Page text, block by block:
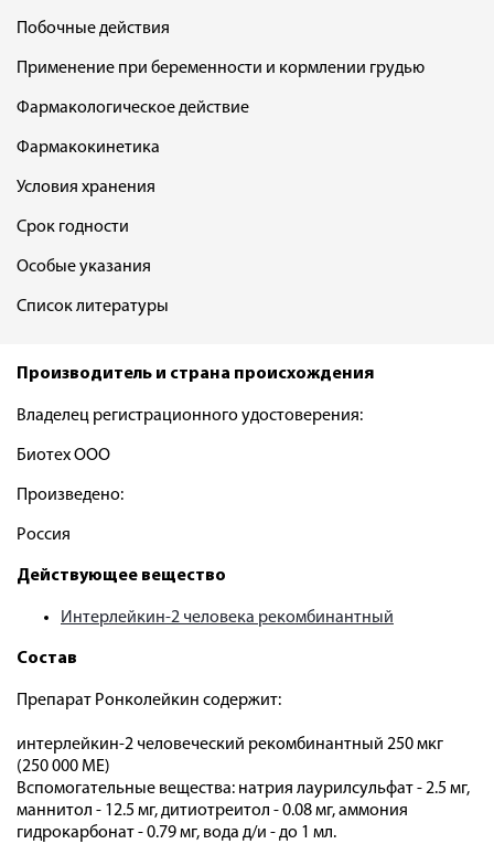
Побочные действия
Применение при беременности и кормлении грудью
Фармакологическое действие
Фармакокинетика
Условия хранения
Срок годности
Особые указания
Список литературы
Производитель и страна происхождения
Владелец регистрационного удостоверения:
Биотех ООО
Произведено:
Россия
Действующее вещество
Интерлейкин-2 человека рекомбинантный
Состав
Препарат Ронколейкин содержит:
интерлейкин-2 человеческий рекомбинантный 250 мкг
(250 000 МЕ)
Вспомогательные вещества: натрия лаурилсульфат - 2.5 мг,
маннитол - 12.5 мг, дитиотреитол - 0.08 мг, аммония
гидрокарбонат - 0.79 мг, вода д/и - до 1 мл.